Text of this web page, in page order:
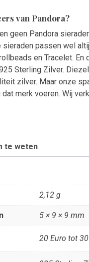
van Pandora?
geen Pandora
sieraden passen wel
en Tracelet.
Sterling Zilver.
zilver. Maar onze
dat merk voeren. Wij
te weten
2,12 g
5 × 9 × 9 mm
20 Euro tot